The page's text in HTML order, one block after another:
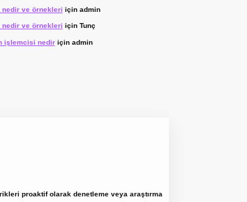
nedir ve örnekleri için admin
nedir ve örnekleri için Tunç
işlemcisi nediriçin admin
proaktif olarak denetleme veya araştırma